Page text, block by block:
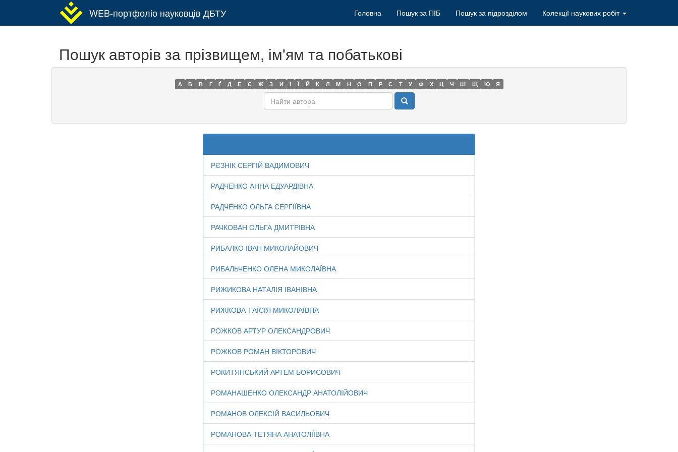
WEB-портфоліо науковців ДБТУ Головна Пошук за ПІБ Пошук за підрозділом Колекції наукових робіт
Пошук авторів за прізвищем, ім'ям та побатькові
А Б В Г Ґ Д Е Є Ж З И І Ї Й К Л М Н О П Р С Т У Ф Х Ц Ч Ш Щ Ю Я
РЄЗНІК СЕРГІЙ ВАДИМОВИЧ
РАДЧЕНКО АННА ЕДУАРДІВНА
РАДЧЕНКО ОЛЬГА СЕРГІЇВНА
РАЧКОВАН ОЛЬГА ДМИТРІВНА
РИБАЛКО ІВАН МИКОЛАЙОВИЧ
РИБАЛЬЧЕНКО ОЛЕНА МИКОЛАЇВНА
РИЖИКОВА НАТАЛІЯ ІВАНІВНА
РИЖКОВА ТАЇСІЯ МИКОЛАЇВНА
РОЖКОВ АРТУР ОЛЕКСАНДРОВИЧ
РОЖКОВ РОМАН ВІКТОРОВИЧ
РОКИТЯНСЬКИЙ АРТЕМ БОРИСОВИЧ
РОМАНАШЕНКО ОЛЕКСАНДР АНАТОЛІЙОВИЧ
РОМАНОВ ОЛЕКСІЙ ВАСИЛЬОВИЧ
РОМАНОВА ТЕТЯНА АНАТОЛІЇВНА